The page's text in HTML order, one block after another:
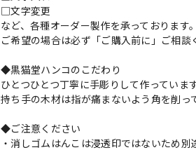
□文字変更
など、各種オーダー製作を承っております。
ご希望の場合は必ず「ご購入前に」ご相談
◆黒猫堂ハンコのこだわり
ひとつひとつ丁寧に手彫りして作っています
持ち手の木材は指が痛まないよう角を削っ
◆ご注意ください
・消しゴムはんこは浸透印ではないため別